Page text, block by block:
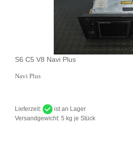
S6 C5 V8 Navi Plus
Navi Plus
Lieferzeit:
ist an Lager
Versandgewicht: 5 kg je Stück